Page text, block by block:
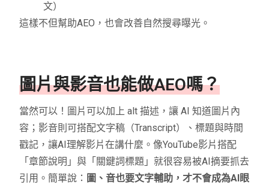
文）
這樣不但幫助AEO，也會改善自然搜尋曝光。
圖片與影音也能做AEO嗎？
當然可以！圖片可以加上alt 描述，讓 AI 知道圖片內
容；影音則可搭配文字稿（Transcript）、標題與時間
戳記，讓AI理解影片在講什麼。像YouTube影片搭配
「章節說明」與「關鍵詞標題」就很容易被AI摘要抓去
引用。簡單說： 圖、音也要文字輔助，才不會成為AI眼